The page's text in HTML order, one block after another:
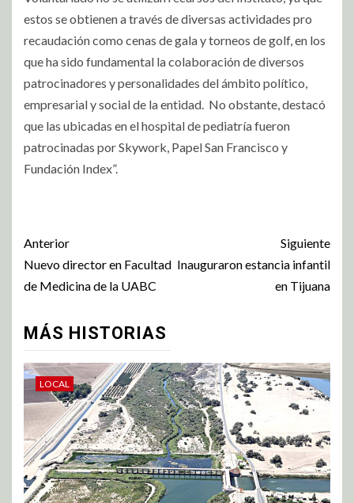
estos se obtienen a través de diversas actividades pro
recaudación como cenas de gala y torneos de golf, en los
que ha sido fundamental la colaboración de diversos
patrocinadores y personalidades del ámbito político,
empresarial y social de la entidad. No obstante, destacó
que las ubicadas en el hospital de pediatría fueron
patrocinadas por Skywork, Papel San Francisco y
Fundación Index”.
Anterior
Nuevo director en Facultad
de Medicina de la UABC
Siguiente
Inauguraron estancia infantil
en Tijuana
MÁS HISTORIAS
LOCAL